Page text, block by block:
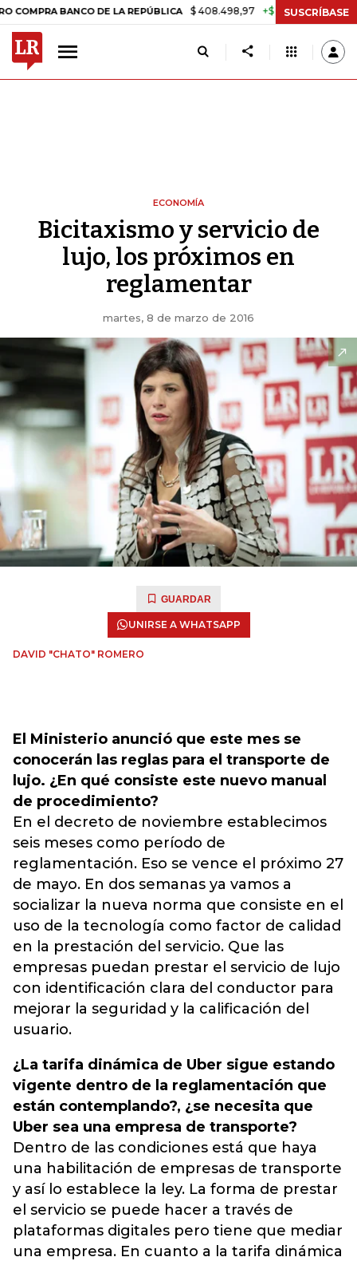
DE LA REPÚBLICA $ 408.498,97 +$ 8.753,81 +2,19% TASA
SUSCRÍBASE
ECONOMÍA
Bicitaxismo y servicio de
lujo, los próximos en
reglamentar
martes, 8 de marzo de 2016
GUARDAR
UNIRSE A WHATSAPP
DAVID "CHATO" ROMERO
El Ministerio anunció que este mes se
conocerán las reglas para el transporte de
lujo. ¿En qué consiste este nuevo manual
de procedimiento?
En el decreto de noviembre establecimos
seis meses como período de
reglamentación. Eso se vence el próximo 27
de mayo. En dos semanas ya vamos a
socializar la nueva norma que consiste en el
uso de la tecnología como factor de calidad
en la prestación del servicio. Que las
empresas puedan prestar el servicio de lujo
con identificación clara del conductor para
mejorar la seguridad y la calificación del
usuario.
¿La tarifa dinámica de Uber sigue estando
vigente dentro de la reglamentación que
están contemplando?, ¿se necesita que
Uber sea una empresa de transporte?
Dentro de las condiciones está que haya
una habilitación de empresas de transporte
y así lo establece la ley. La forma de prestar
el servicio se puede hacer a través de
plataformas digitales pero tiene que mediar
una empresa. En cuanto a la tarifa dinámica